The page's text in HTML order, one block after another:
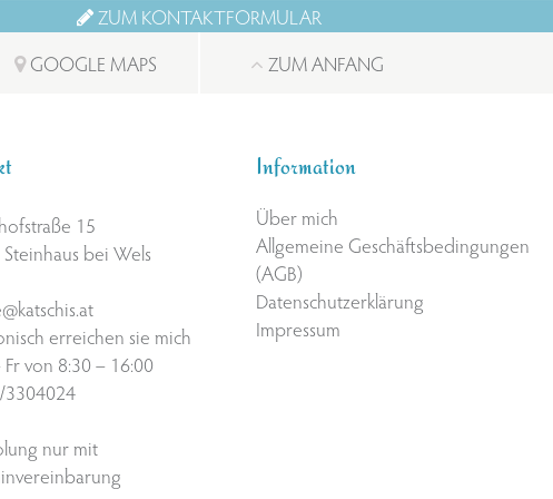
ZUM KONTAKTFORMULAR
GOOGLE MAPS
ZUM ANFANG
15
bei Wels
erreichen sie mich
von 8:30 – 16:00
3304024
nur mit
Information
Über mich
Allgemeine Geschäftsbedingungen
(AGB)
Datenschutzerklärung
Impressum